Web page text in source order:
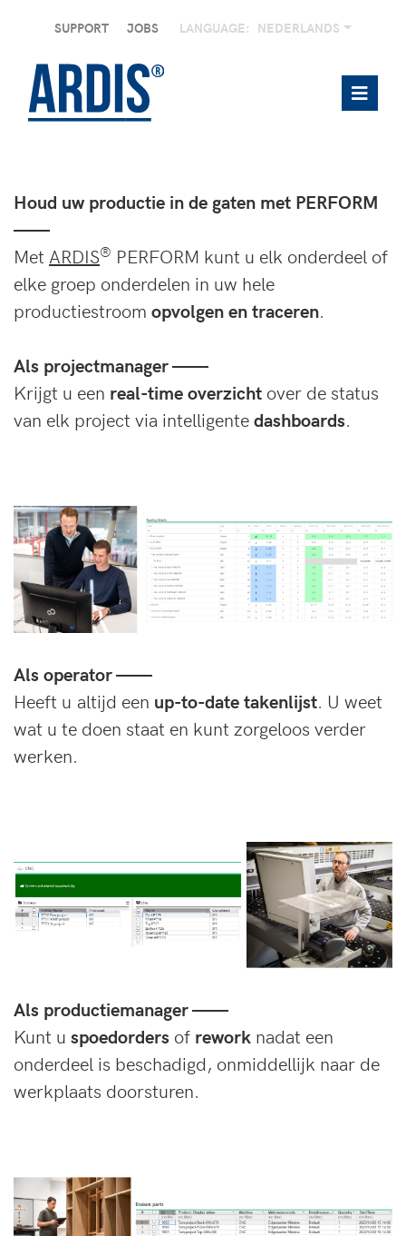
SUPPORT JOBS LANGUAGE: NEDERLANDS
Houd uw productie in de gaten met PERFORM
——
Met ARDIS® PERFORM kunt u elk onderdeel of
elke groep onderdelen in uw hele
productiestroom opvolgen en traceren.
Als projectmanager ——
Krijgt u een real-time overzicht over de status
van elk project via intelligentedashboards.
Als operator ——
Heeft u altijd een up-to-date takenlijst. U weet
wat u te doen staat en kunt zorgeloos verder
werken.
Als productiemanager ——
Kunt u spoedorders of rework nadat een
onderdeel is beschadigd, onmiddellijk naar de
werkplaats doorsturen.